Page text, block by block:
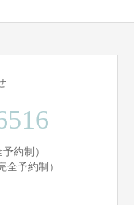
約制）
予約制）